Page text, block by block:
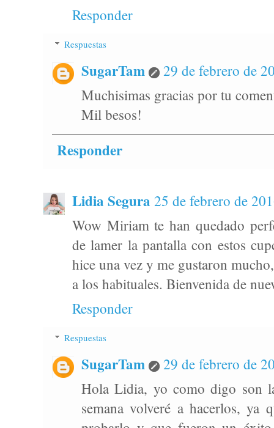
Responder
Respuestas
SugarTam
29 de febrero de
Muchisimas gracias por tu
Mil besos!
Responder
Lidia Segura 25 de febrero de
Wow Miriam te han quedado
de lamer la pantalla con estos
hice una vez y me gustaron
a los habituales. Bienvenida de
Responder
Respuestas
SugarTam
29 de febrero de
Hola Lidia, yo como digo son
semana volveré a hacerlos, ya